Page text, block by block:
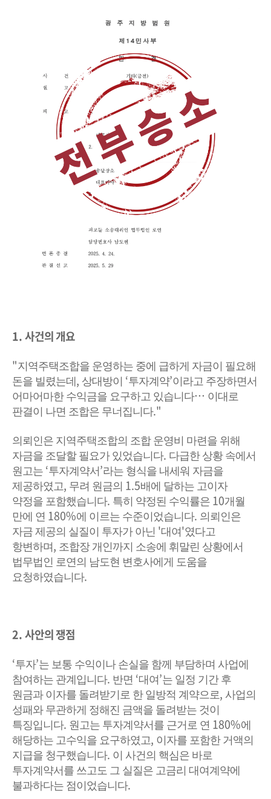
1.사건의 개요
"지역주택조합을 운영하는 중에 급하게 자금이 필요해
돈을 빌렸는데 , 상대방이 ‘투자계약’이라고 주장하면서
어마어마한 수익금을 요구하고 있습니다… 이대로
판결이 나면 조합은 무너집니다."
의뢰인은 지역주택조합의 조합 운영비 마련을 위해
자금을 조달할 필요가 있었습니다. 다급한 상황 속에서
원고는 ‘투자계약서 ’라는 형식을 내세워 자금을
제공하였고, 무려 원금의 1.5배에 달하는 고이자
약정을 포함했습니다. 특히 약정된 수익률은 10개월
만에 연 180%에 이르는 수준이었습니다. 의뢰인은
자금 제공의 실질이 투자가 아닌 '대여 '였다고
항변하며 , 조합장 개인까지 소송에 휘말린 상황에서
법무법인 로연의 남도현 변호사에게 도움을
요청하였습니다.
2.사안의 쟁점
‘투자’는 보통 수익이나 손실을 함께 부담하며 사업에
참여하는 관계입니다. 반면 ‘대여 ’는 일정 기간 후
원금과 이자를 돌려받기로 한 일방적 계약으로, 사업의
성패와 무관하게 정해진 금액을 돌려받는 것이
특징입니다. 원고는 투자계약서를 근거로 연 180%에
해당하는 고수익을 요구하였고, 이자를 포함한 거액의
지급을 청구했습니다. 이 사건의 핵심은 바로
투자계약서를 쓰고도 그 실질은 고금리 대여계약에
불과하다는 점이었습니다.